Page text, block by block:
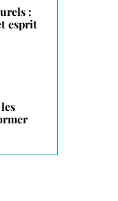
:
esprit